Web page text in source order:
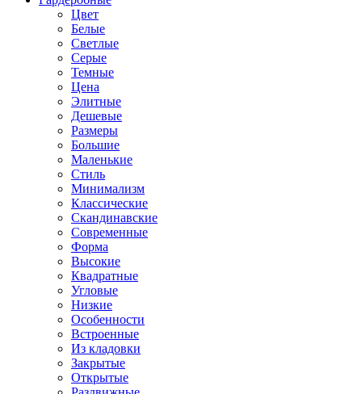
Цвет
Белые
Светлые
Серые
Темные
Цена
Элитные
Дешевые
Размеры
Большие
Маленькие
Стиль
Минимализм
Классические
Скандинавские
Современные
Форма
Высокие
Квадратные
Угловые
Низкие
Особенности
Встроенные
Из кладовки
Закрытые
Открытые